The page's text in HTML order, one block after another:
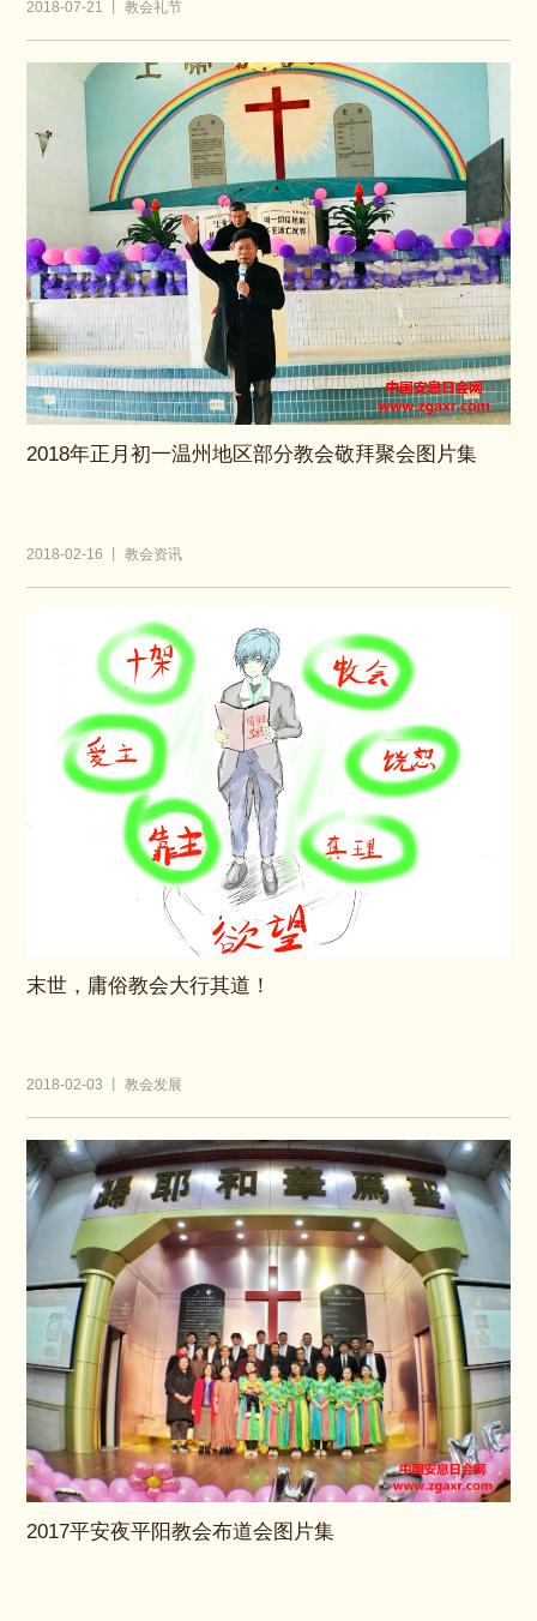
2018-07-21 丨 教会礼节
2018年正月初一温州地区部分教会敬拜聚会图片集
2018-02-16 丨 教会资讯
末世，庸俗教会大行其道！
2018-02-03 丨 教会发展
2017平安夜平阳教会布道会图片集